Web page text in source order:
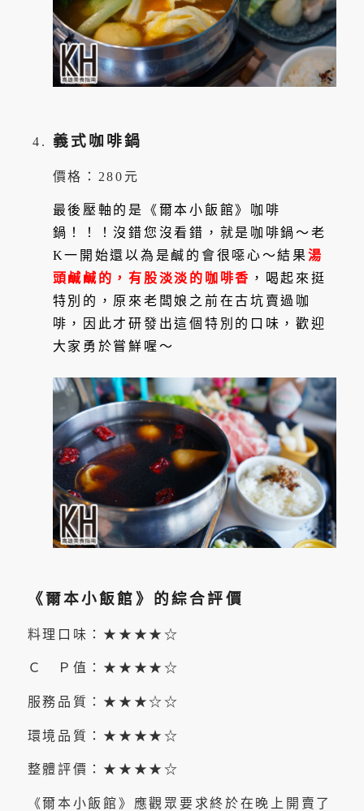
義式咖啡鍋
價格：280元
最後壓軸的是《爾本小飯館》咖啡
鍋！！！沒錯您沒看錯，就是咖啡鍋～老
K一開始還以為是鹹的會很噁心～結果 湯
頭鹹鹹的，有股淡淡的咖啡香 ，喝起來挺
特別的，原來老闆娘之前在古坑賣過咖
啡，因此才研發出這個特別的口味，歡迎
大家勇於嘗鮮喔～
《爾本小飯館》的綜合評價
料理口味：★★★★☆
Ｃ Ｐ值：★★★★☆
服務品質：★★★☆☆
環境品質：★★★★☆
整體評價：★★★★☆
《爾本小飯館》應觀眾要求終於在晚上開賣了